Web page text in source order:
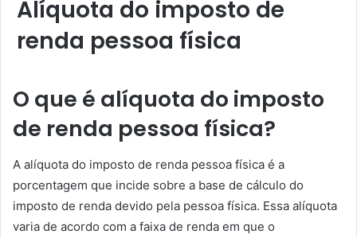
Alíquota do imposto de
renda pessoa física
O que é alíquota do imposto
de renda pessoa física?
A alíquota do imposto de renda pessoa física é a
porcentagem que incide sobre a base de cálculo do
imposto de renda devido pela pessoa física. Essa alíquota
varia de acordo com a faixa de renda em que o